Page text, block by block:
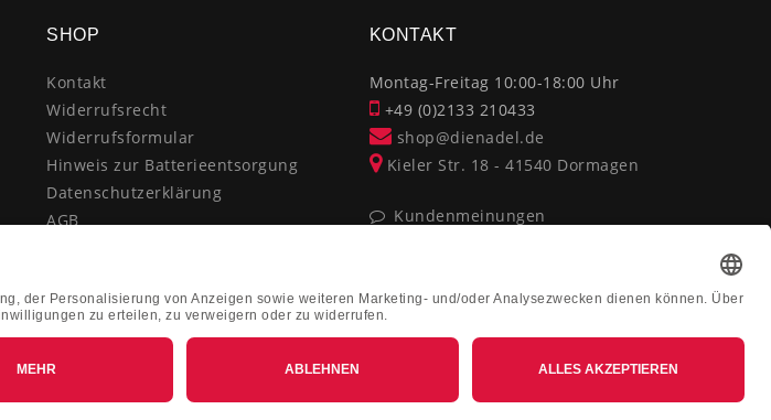
SHOP
Kontakt
Widerrufsrecht
Widerrufsformular
Hinweis zur Batterieentsorgung
Datenschutzerklärung
AGB
Vertrag widerrufen
KONTAKT
Montag-Freitag 10:00-18:00 Uhr
+49 (0)2133 210433
shop@dienadel.de
Kieler Str. 18 - 41540 Dormagen
Kundenmeinungen